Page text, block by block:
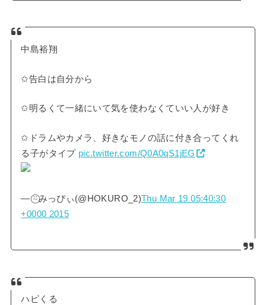
中島裕翔
✩告白は自分から
✩明るくて一緒にいて気を使わなくていい人が好き
✩ドラムやカメラ、好きなモノの話に付き合ってくれ
る子がタイプ pic.twitter.com/Q0A0qS1jEG
— ⍨⃝みっぴぃ(@HOKURO_2)Thu Mar 19 05:40:30
+0000 2015
ハピくる